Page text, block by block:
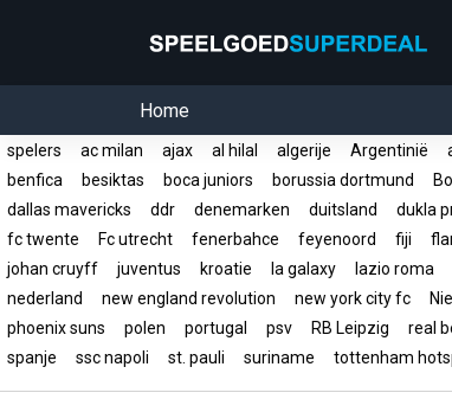
Home
spelers ac milan ajax al hilal algerije Argentinië
benfica
besiktas boca juniors borussia dortmund
dallas mavericks
ddr denemarken duitsland dukla
fc twente
Fc utrecht fenerbahce feyenoord fiji
johan cruyff
juventus kroatie la galaxy lazio roma
nederland
new england revolution new york city fc
phoenix suns
polen portugal psv RB Leipzig real
spanje
ssc napoli st. pauli suriname tottenham